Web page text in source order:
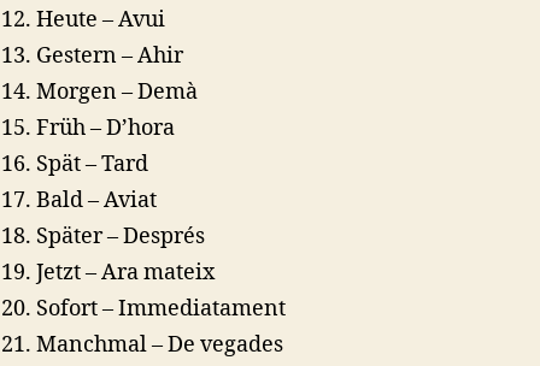
Heute – Avui
Gestern – Ahir
Morgen – Demà
Früh – D’hora
Spät – Tard
Bald – Aviat
Später – Després
Jetzt – Ara mateix
Sofort – Immediatament
Manchmal – De vegades